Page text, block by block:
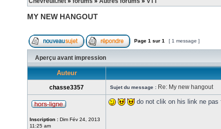
MY NEW HANGOUT
Page 1 sur 1 [ 1 message ]
Aperçu avant impression
Auteur
chasse3357 Sujet du message : Re: My new hangout
Inscription : Dim Fév 24, 2013
11:25 am
do not clik on his link ne